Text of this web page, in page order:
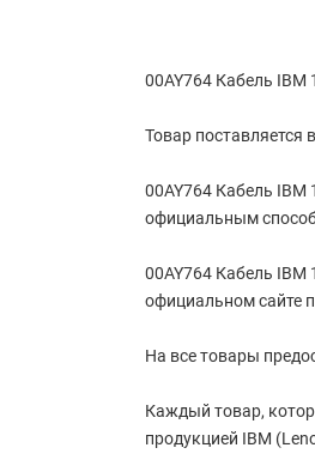
00AY764 Кабель IBM
Товар поставляется
00AY764 Кабель IBM
официальным
00AY764 Кабель IBM
официальном сайте
На все товары
Каждый товар,
продукцией IBM